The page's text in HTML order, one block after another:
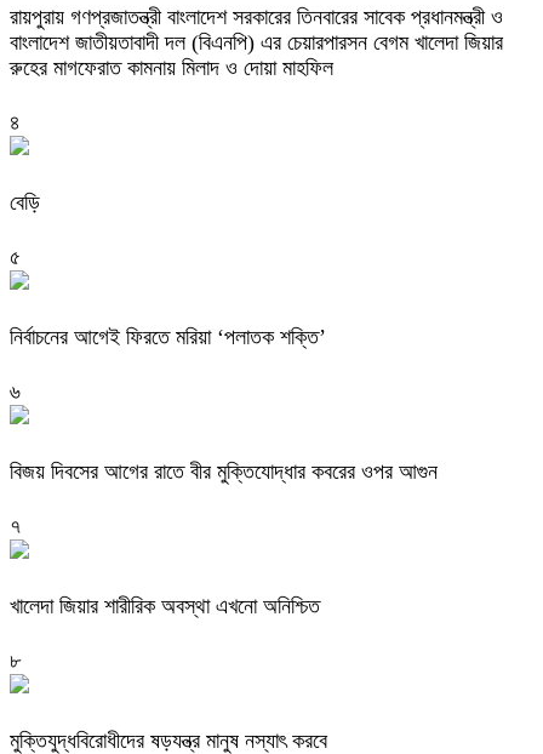
রায়পুরায় গণপ্রজাতন্ত্রী বাংলাদেশ সরকারের তিনবারের সাবেক প্রধানমন্ত্রী ও
বাংলাদেশ জাতীয়তাবাদী দল (বিএনপি) এর চেয়ারপারসন বেগম খালেদা জিয়ার
রুহের মাগফেরাত কামনায় মিলাদ ও দোয়া মাহফিল
৪
বেড়ি
৫
নির্বাচনের আগেই ফিরতে মরিয়া ‘পলাতক শক্তি’
৬
বিজয় দিবসের আগের রাতে বীর মুক্তিযোদ্ধার কবরের ওপর আগুন
৭
খালেদা জিয়ার শারীরিক অবস্থা এখনো অনিশ্চিত
৮
মুক্তিযুদ্ধবিরোধীদের ষড়যন্ত্র মানুষ নস্যাৎ করবে